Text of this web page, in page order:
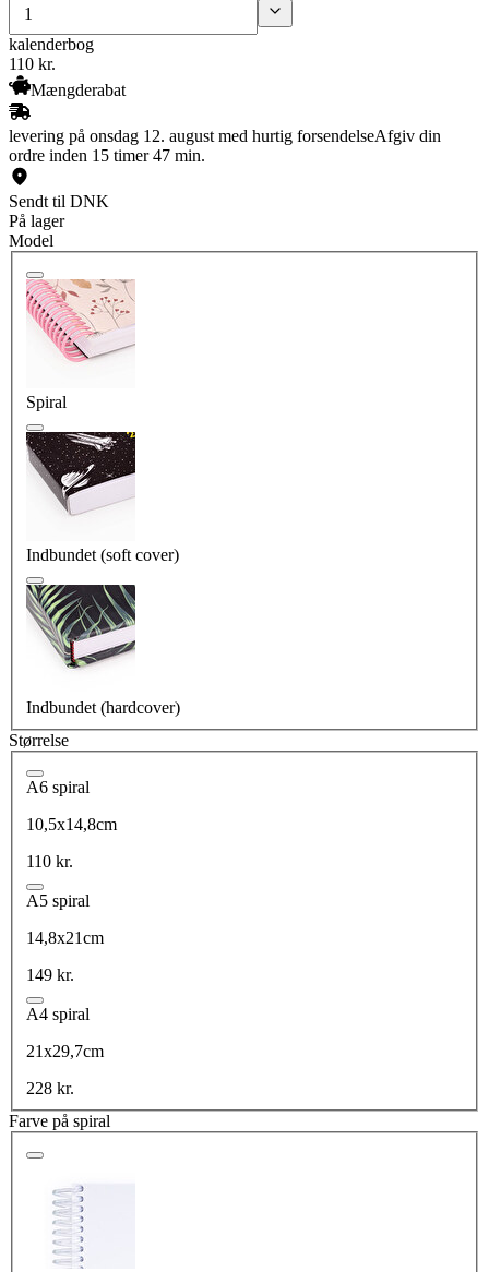
kalenderbog
110 kr.
Mængderabat
levering på onsdag 12. august med hurtig forsendelseAfgiv din
ordre inden 15 timer 47 min.
Sendt til DNK
På lager
Model
Spiral
Indbundet (soft cover)
Indbundet (hardcover)
Størrelse
A6 spiral
10,5x14,8cm
110 kr.
A5 spiral
14,8x21cm
149 kr.
A4 spiral
21x29,7cm
228 kr.
Farve på spiral